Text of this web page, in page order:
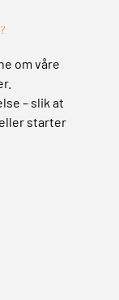
om våre
– slik at
starter